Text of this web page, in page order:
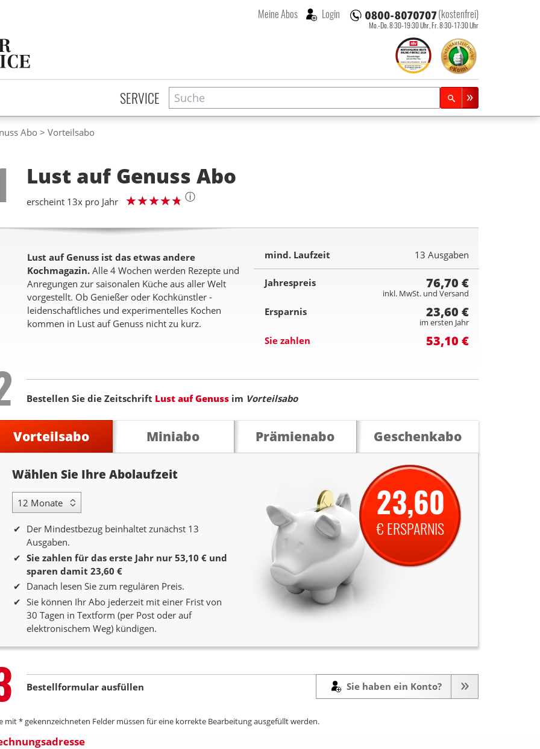
(kostenfrei)
Mo.-Do. 8:30-19:30 Uhr, Fr. 8:30-17:30 Uhr
Meine Abos Login
SERVICE Suche
Zeitschriftensuche
Abo Vorteilsabo
Lust auf Genuss Abo
erscheint 13x pro Jahr ⓘ
Lust auf Genuss ist das etwas andere
Kochmagazin. Alle 4 Wochen werden Rezepte und
Anregungen zur saisonalen Küche aus aller Welt
vorgestellt. Ob Genießer oder Kochkünstler -
leidenschaftliches und experimentelles Kochen
kommen in Lust auf Genuss nicht zu kurz.
mind. Laufzeit 13 Ausgaben
Jahrespreis 76,70 €
inkl. MwSt. und Versand
Ersparnis 23,60 €
im ersten Jahr
Sie zahlen 53,10 €
Bestellen Sie die Zeitschrift Lust auf Genuss im Vorteilsabo
Vorteilsabo Miniabo Prämienabo Geschenkabo
Wählen Sie Ihre Abolaufzeit
12 Monate Laufzeit
Der Mindestbezug beinhaltet zunächst 13
Ausgaben.
Sie zahlen für das erste Jahr nur 53,10 € und
sparen damit 23,60 €
Danach lesen Sie zum regulären Preis.
Sie können Ihr Abo jederzeit mit einer Frist von
30 Tagen in Textform (per Post oder auf
elektronischem Weg) kündigen.
23,60
€ ERSPARNIS
Bestellformular ausfüllen Sie haben ein Konto?
mit * gekennzeichneten Felder müssen für eine korrekte Bearbeitung ausgefüllt werden.